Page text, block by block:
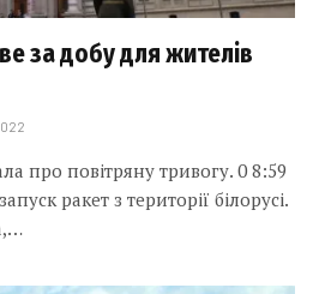
за добу для жителів
про повітряну тривогу. 0 8:59
ракет з території білорусі.